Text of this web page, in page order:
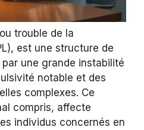
trouble de la
est une structure de
une grande instabilité
notable et des
complexes. Ce
compris, affecte
individus concernés en